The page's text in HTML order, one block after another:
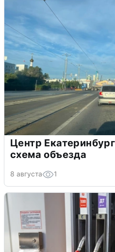
Центр
схема объезда
8 августа 1